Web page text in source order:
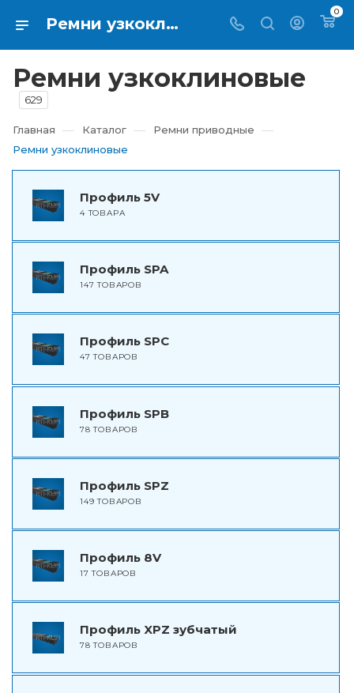
Ремни узкоклиновые купить по выгодной цене в Екатеринбурге - RTI-KUPI
0
Ремни узкоклиновые
629
Главная — Каталог — Ремни приводные —
Ремни узкоклиновые
Профиль 5V
4 ТОВАРА
Профиль SPA
147 ТОВАРОВ
Профиль SPC
47 ТОВАРОВ
Профиль SPB
78 ТОВАРОВ
Профиль SPZ
149 ТОВАРОВ
Профиль 8V
17 ТОВАРОВ
Профиль XPZ зубчатый
78 ТОВАРОВ